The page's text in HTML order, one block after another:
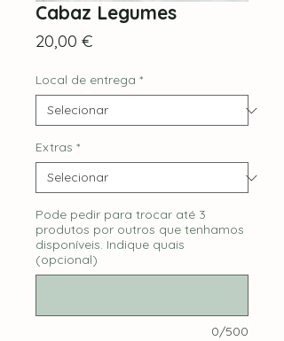
Cabaz Legumes
20,00 €
Local de entrega *
Extras *
Pode pedir para trocar até 3
produtos por outros que tenhamos
disponíveis. Indique quais
(opcional)
0/500